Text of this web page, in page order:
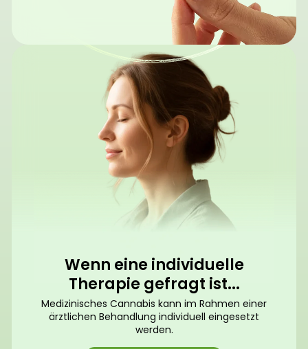
Wenn eine individuelle
Therapie gefragt ist...
Medizinisches Cannabis kann im Rahmen einer
ärztlichen Behandlung individuell eingesetzt
werden.